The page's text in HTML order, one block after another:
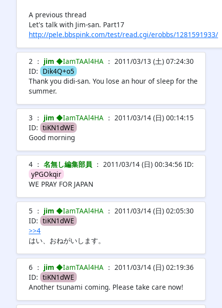
A previous thread
Let's talk with Jim-san. Part17
http://pele.bbspink.com/test/read.cgi/erobbs/1281591933/
2 ： jim ◆IamTAAl4HA ： 2011/03/13 (土) 07:24:30
ID: Dik4Q+o5
Thank you didi-san. You lose an hour of sleep for the
summer.
3 ： jim ◆IamTAAl4HA ： 2011/03/14 (日) 00:14:15
ID: tiKN1dWE
Good morning
4 ： 名無し編集部員 ： 2011/03/14 (日) 00:34:56 ID:
yPGOkqir
WE PRAY FOR JAPAN
5 ： jim ◆IamTAAl4HA ： 2011/03/14 (日) 02:05:30
ID: tiKN1dWE
>>4
はい、おねがいします。
6 ： jim ◆IamTAAl4HA ： 2011/03/14 (日) 02:19:36
ID: tiKN1dWE
Another tsunami coming. Please take care now!